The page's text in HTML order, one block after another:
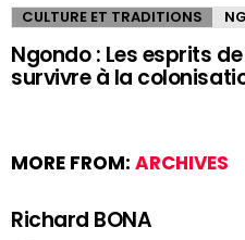
CULTURE ET TRADITIONS
Ngondo : Les esprits
survivre à la
MORE FROM: ARCHIVES
Richard BONA